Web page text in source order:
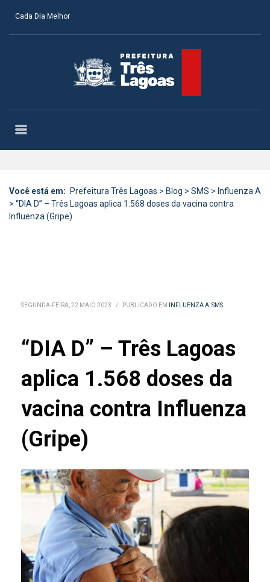
Cada Dia Melhor
Você está em: Prefeitura Três Lagoas > Blog > SMS > Influenza A
> “DIA D” – Três Lagoas aplica 1.568 doses da vacina contra
Influenza (Gripe)
SEGUNDA-FEIRA, 22 MAIO 2023 / PUBLICADO EM INFLUENZA A,SMS
“DIA D” – Três Lagoas
aplica 1.568 doses da
vacina contra Influenza
(Gripe)